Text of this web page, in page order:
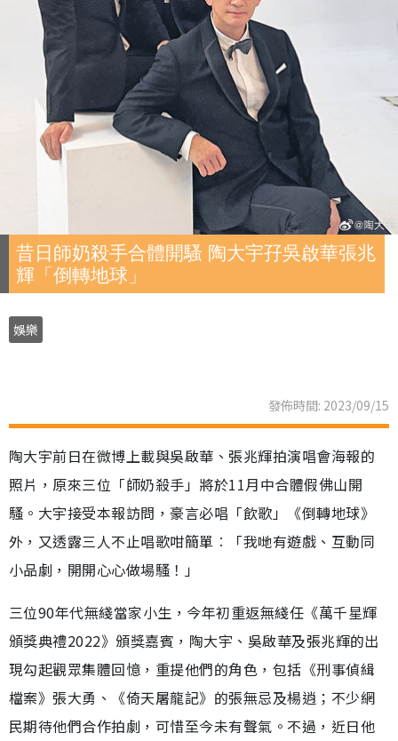
昔日師奶殺手合體開騷 陶大宇孖吳啟華張兆
輝「倒轉地球」
娛樂
發佈時間: 2023/09/15
陶大宇前日在微博上載與吳啟華、張兆輝拍演唱會海報的
照片，原來三位「師奶殺手」將於11月中合體假佛山開
騷。大宇接受本報訪問，豪言必唱「飲歌」《倒轉地球》
外，又透露三人不止唱歌咁簡單︰「我哋有遊戲、互動同
小品劇，開開心心做場騷！」
三位90年代無綫當家小生，今年初重返無綫任《萬千星輝
頒獎典禮2022》頒獎嘉賓，陶大宇、吳啟華及張兆輝的出
現勾起觀眾集體回憶，重提他們的角色，包括《刑事偵緝
檔案》張大勇、《倚天屠龍記》的張無忌及楊逍；不少網
民期待他們合作拍劇，可惜至今未有聲氣。不過，近日他